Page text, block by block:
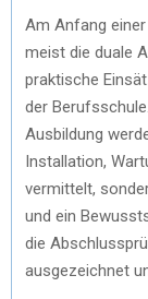
Am Anfang
meist die duale
praktische
der
Ausbildung
Installation,
vermittelt,
und ein
die
ausgezeichnet